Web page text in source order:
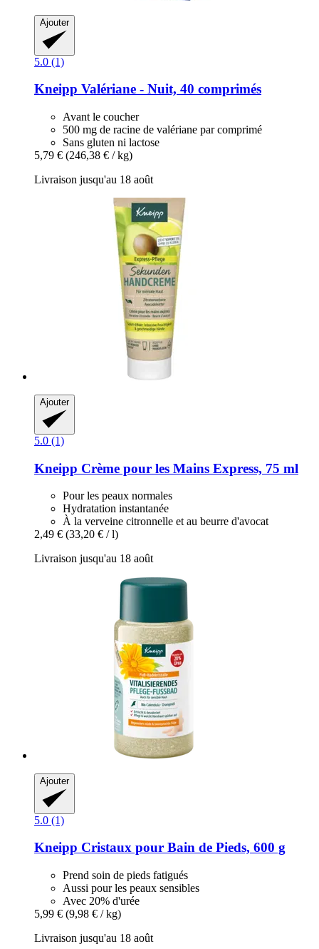
Ajouter
5.0 (1)
Kneipp Valériane -​ Nuit, 40 comprimés
Avant le coucher
500 mg de racine de valériane par comprimé
Sans gluten ni lactose
5,79 € (246,38 € / kg)
Livraison jusqu'au 18 août
Ajouter
5.0 (1)
Kneipp Crème pour les Mains Express, 75 ml
Pour les peaux normales
Hydratation instantanée
À la verveine citronnelle et au beurre d'avocat
2,49 € (33,20 € / l)
Livraison jusqu'au 18 août
Ajouter
5.0 (1)
Kneipp Cristaux pour Bain de Pieds, 600 g
Prend soin de pieds fatigués
Aussi pour les peaux sensibles
Avec 20% d'urée
5,99 € (9,98 € / kg)
Livraison jusqu'au 18 août